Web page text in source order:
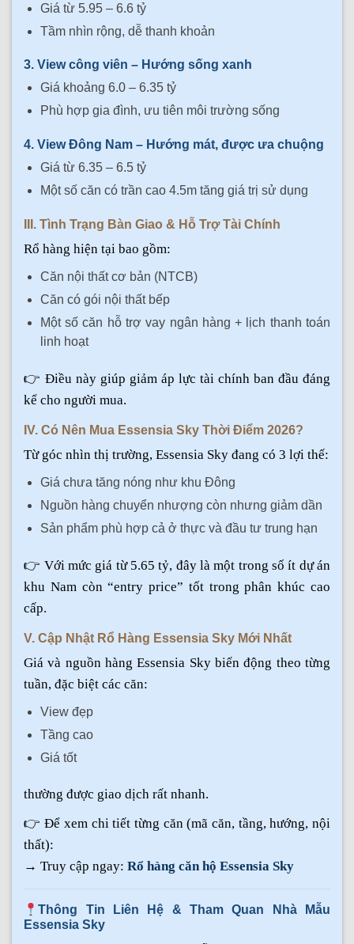
Giá từ 5.95 – 6.6 tỷ
Tầm nhìn rộng, dễ thanh khoản
3. View công viên – Hướng sống xanh
Giá khoảng 6.0 – 6.35 tỷ
Phù hợp gia đình, ưu tiên môi trường sống
4. View Đông Nam – Hướng mát, được ưa chuộng
Giá từ 6.35 – 6.5 tỷ
Một số căn có trần cao 4.5m tăng giá trị sử dụng
III. Tình Trạng Bàn Giao & Hỗ Trợ Tài Chính
Rổ hàng hiện tại bao gồm:
Căn nội thất cơ bản (NTCB)
Căn có gói nội thất bếp
Một số căn hỗ trợ vay ngân hàng + lịch thanh toán
linh hoạt
👉 Điều này giúp giảm áp lực tài chính ban đầu đáng
kể cho người mua.
IV. Có Nên Mua Essensia Sky Thời Điểm 2026?
Từ góc nhìn thị trường, Essensia Sky đang có 3 lợi thế:
Giá chưa tăng nóng như khu Đông
Nguồn hàng chuyển nhượng còn nhưng giảm dần
Sản phẩm phù hợp cả ở thực và đầu tư trung hạn
👉 Với mức giá từ 5.65 tỷ, đây là một trong số ít dự án
khu Nam còn “entry price” tốt trong phân khúc cao
cấp.
V. Cập Nhật Rổ Hàng Essensia Sky Mới Nhất
Giá và nguồn hàng Essensia Sky biến động theo từng
tuần, đặc biệt các căn:
View đẹp
Tầng cao
Giá tốt
thường được giao dịch rất nhanh.
👉 Để xem chi tiết từng căn (mã căn, tầng, hướng, nội
thất):
→ Truy cập ngay: Rổ hàng căn hộ Essensia Sky
Thông Tin Liên Hệ & Tham Quan Nhà Mẫu
Essensia Sky